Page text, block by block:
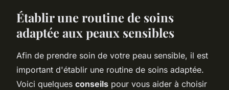
Établir une routine de soins
adaptée aux peaux sensibles
Afin de prendre soin de votre peau sensible, il est
important d'établir une routine de soins adaptée.
Voici quelques conseils pour vous aider à choisir